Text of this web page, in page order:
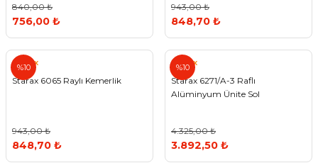
840,00 ₺
756,00 ₺
943,00 ₺
848,70 ₺
%10
Starax
Starax 6065 Raylı Kemerlik
943,00 ₺
848,70 ₺
%10
Starax
Starax 6271/A-3 Raflı
Alüminyum Ünite Sol
4.325,00 ₺
3.892,50 ₺